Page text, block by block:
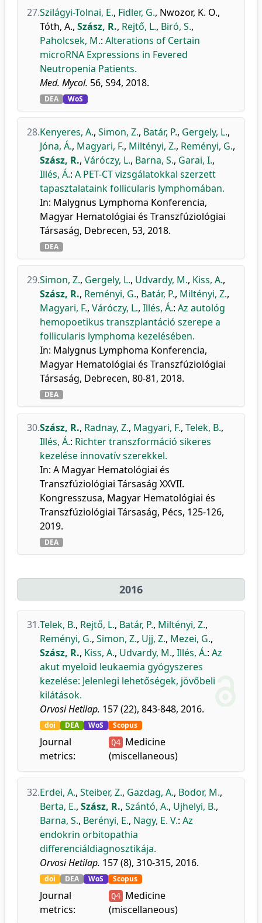
27.Szilágyi-Tolnai, E., Fidler, G., Nwozor, K. O.,
Tóth, A., Szász, R., Rejtő, L., Biró, S.,
Paholcsek, M.: Alterations of Certain
microRNA Expressions in Fevered
Neutropenia Patients.
Med. Mycol. 56, S94, 2018.
DEA WoS
28.Kenyeres, A., Simon, Z., Batár, P., Gergely, L.,
Jóna, Á., Magyari, F., Miltényi, Z., Reményi, G.,
Szász, R., Váróczy, L., Barna, S., Garai, I.,
Illés, Á.: A PET-CT vizsgálatokkal szerzett
tapasztalataink follicularis lymphomában.
In: Malygnus Lymphoma Konferencia,
Magyar Hematológiai és Transzfúziológiai
Társaság, Debrecen, 53, 2018.
DEA
29.Simon, Z., Gergely, L., Udvardy, M., Kiss, A.,
Szász, R., Reményi, G., Batár, P., Miltényi, Z.,
Magyari, F., Váróczy, L., Illés, Á.: Az autológ
hemopoetikus transzplantáció szerepe a
follicularis lymphoma kezelésében.
In: Malygnus Lymphoma Konferencia,
Magyar Hematológiai és Transzfúziológiai
Társaság, Debrecen, 80-81, 2018.
DEA
30.Szász, R., Radnay, Z., Magyari, F., Telek, B.,
Illés, Á.: Richter transzformáció sikeres
kezelése innovatív szerekkel.
In: A Magyar Hematológiai és
Transzfúziológiai Társaság XXVII.
Kongresszusa, Magyar Hematológiai és
Transzfúziológiai Társaság, Pécs, 125-126,
2019.
DEA
2016
31.Telek, B., Rejtő, L., Batár, P., Miltényi, Z.,
Reményi, G., Simon, Z., Ujj, Z., Mezei, G.,
Szász, R., Kiss, A., Udvardy, M., Illés, Á.: Az
akut myeloid leukaemia gyógyszeres
kezelése: Jelenlegi lehetőségek, jövőbeli
kilátások.
Orvosi Hetilap. 157 (22), 843-848, 2016.
doi DEA WoS Scopus
Journal
metrics:
Q4 Medicine
(miscellaneous)
32.Erdei, A., Steiber, Z., Gazdag, A., Bodor, M.,
Berta, E., Szász, R., Szántó, A., Ujhelyi, B.,
Barna, S., Berényi, E., Nagy, E. V.: Az
endokrin orbitopathia
differenciáldiagnosztikája.
Orvosi Hetilap. 157 (8), 310-315, 2016.
doi DEA WoS Scopus
Journal
metrics:
Q4 Medicine
(miscellaneous)